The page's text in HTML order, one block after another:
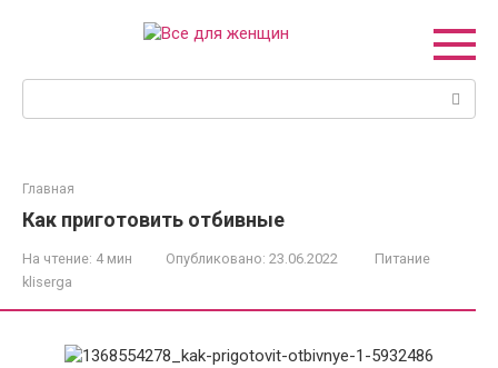
Главная
Как приготовить отбивные
На чтение: 4 мин Опубликовано: 23.06.2022
Питание
kliserga